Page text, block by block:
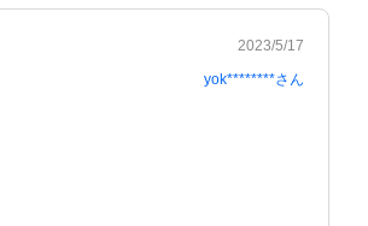
2023/5/17
yok********さん